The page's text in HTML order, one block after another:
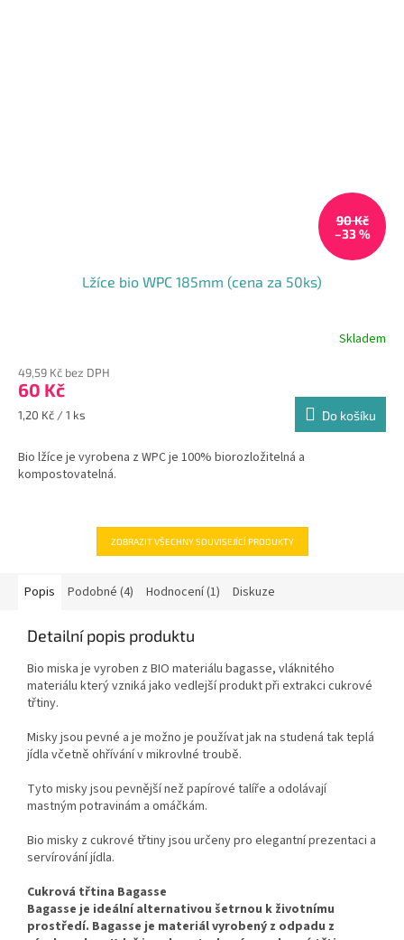
90 Kč
–33 %
Lžíce bio WPC 185mm (cena za 50ks)
Skladem
49,59 Kč bez DPH
60 Kč
Měrná
1,20 Kč / 1 ks Do košíku
Bio lžíce je vyrobena z WPC je 100% biorozložitelná a
kompostovatelná.
ZOBRAZIT VŠECHNY SOUVISEJÍCÍ PRODUKTY
Popis Podobné (4) Hodnocení (1) Diskuze
Detailní popis produktu
Bio miska je vyroben z BIO materiálu bagasse, vláknitého
materiálu který vzniká jako vedlejší produkt při extrakci cukrové
třtiny.
Misky jsou pevné a je možno je používat jak na studená tak teplá
jídla včetně ohřívání v mikrovlné troubě.
Tyto misky jsou pevnější než papírové talíře a odolávají
mastným potravinám a omáčkám.
Bio misky z cukrové třtiny jsou určeny pro elegantní prezentaci a
servírování jídla.
Cukrová třtina Bagasse
Bagasse je ideální alternativou šetrnou k životnímu
prostředí. Bagasse je materiál vyrobený z odpadu z